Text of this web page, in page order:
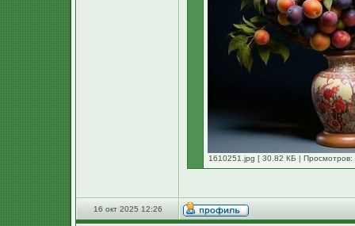
1610251.jpg [ 30.82 КБ | Просмотров:
16 окт 2025 12:26